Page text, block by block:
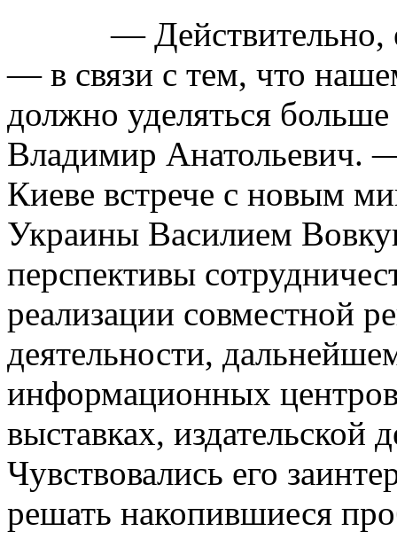
— Действительно,
— в связи с тем, что
должно уделяться
Владимир Анатольевич.
Киеве встрече с новым
Украины Василием
перспективы
реализации совместной
деятельности,
информационных
выставках, издательской
Чувствовались его
решать накопившиеся